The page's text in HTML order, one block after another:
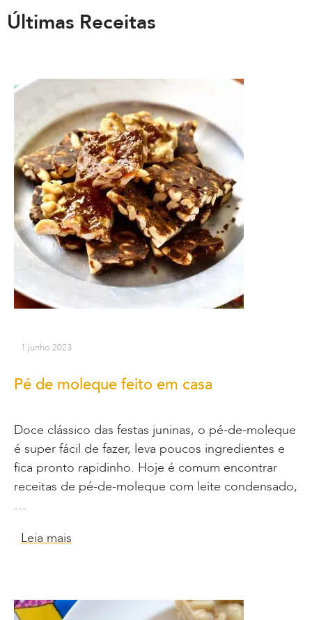
Últimas Receitas
1 junho 2023
Pé de moleque feito em casa
Doce clássico das festas juninas, o pé-de-moleque
é super fácil de fazer, leva poucos ingredientes e
fica pronto rapidinho. Hoje é comum encontrar
receitas de pé-de-moleque com leite condensado,
…
Leia mais